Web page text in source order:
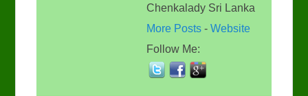
Chenkalady Sri Lanka
More Posts -Website
Follow Me: